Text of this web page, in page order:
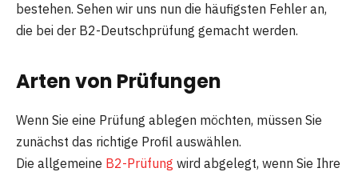
bestehen. Sehen wir uns nun die häufigsten Fehler an,
die bei der B2-Deutschprüfung gemacht werden.
Arten von Prüfungen
Wenn Sie eine Prüfung ablegen möchten, müssen Sie
zunächst das richtige Profil auswählen.
Die allgemeine B2-Prüfung wird abgelegt, wenn Sie Ihre